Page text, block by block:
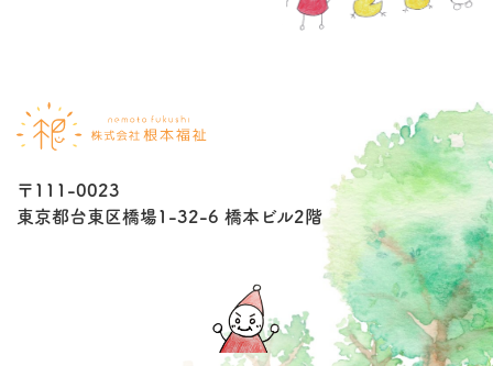
〒111-0023
東京都台東区橋場1-32-6 橋本ビル2階